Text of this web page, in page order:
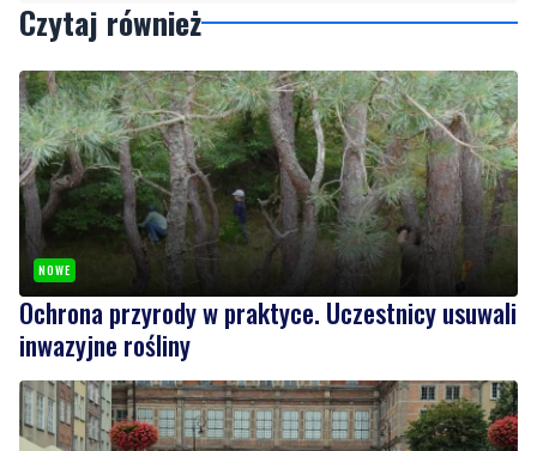
NOWE
Ochrona przyrody w praktyce. Uczestnicy usuwali
inwazyjne rośliny